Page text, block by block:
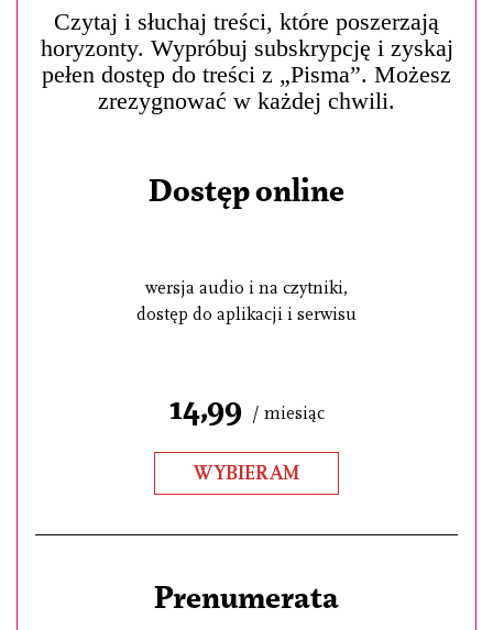
Czytaj i słuchaj treści, które poszerzają
horyzonty. Wypróbuj subskrypcję i zyskaj
pełen dostęp do treści z „Pisma”. Możesz
zrezygnować w każdej chwili.
Dostęp online
wersja audio i na czytniki,
dostęp do aplikacji i serwisu
14,99 / miesiąc
WYBIERAM
Prenumerata